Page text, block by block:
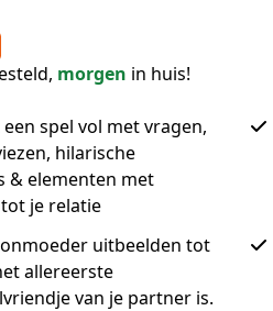
morgen in huis!
een spel vol met vragen,
hilarische
& elementen met
je relatie
uitbeelden tot
allereerste
van je partner is.